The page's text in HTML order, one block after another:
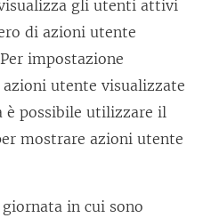
gli utenti attivi
di azioni utente
impostazione
utente visualizzate
è possibile utilizzare il
mostrare azioni utente
in cui sono